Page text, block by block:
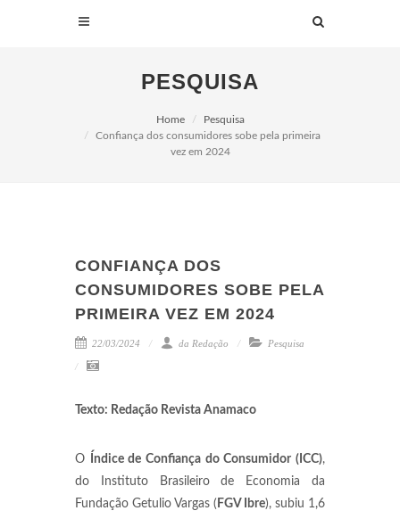
PESQUISA
Home
Pesquisa
Confiança dos consumidores sobe pela primeira
vez em 2024
CONFIANÇA DOS
CONSUMIDORES SOBE PELA
PRIMEIRA VEZ EM 2024
22/03/2024 da Redação Pesquisa
Texto: Redação Revista Anamaco
O Índice de Confiança do Consumidor (ICC),
do Instituto Brasileiro de Economia da
Fundação Getulio Vargas ( FGV Ibre), subiu 1,6